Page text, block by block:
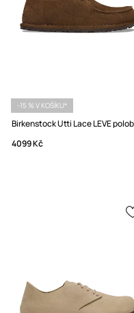
-15 % V KOŠÍKU*
4099 Kč